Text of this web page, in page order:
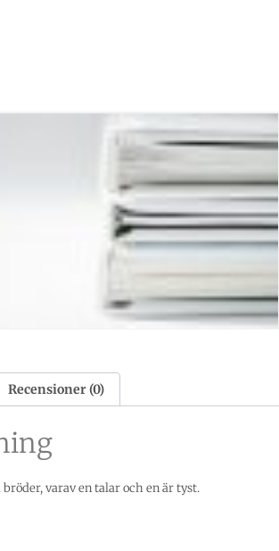
Recensioner (0)
varav en talar och en är tyst.